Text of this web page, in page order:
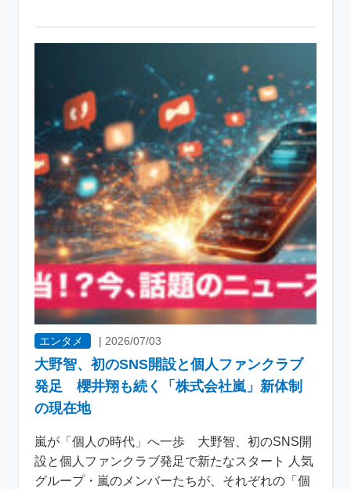
エンタメ |2026/07/03
大野智、初のSNS開設と個人ファンクラブ
発足 櫻井翔も続く「株式会社嵐」新体制
の現在地
嵐が「個人の時代」へ一歩 大野智、初のSNS開
設と個人ファンクラブ発足で新たなスタート 人気
グループ・嵐のメンバーたちが、それぞれの「個